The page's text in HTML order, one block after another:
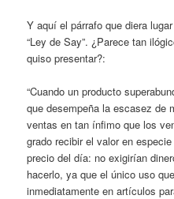
Y aquí el párrafo que diera
“Ley de Say”. ¿Parece tan
quiso presentar?:
“Cuando un producto
que desempeña la escasez de
ventas en tan ínfimo que los
grado recibir el valor en
precio del día: no exigirían
hacerlo, ya que el único uso
inmediatamente en artículos